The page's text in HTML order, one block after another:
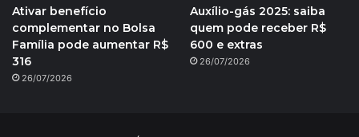
Ativar benefício
complementar no Bolsa
Família pode aumentar R$
316
26/07/2026
Auxílio-gás 2025: saiba
quem pode receber R$
600 e extras
26/07/2026